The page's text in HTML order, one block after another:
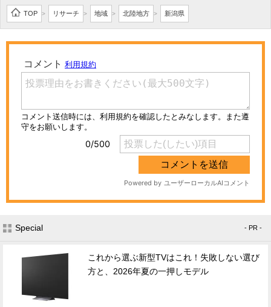
TOP > リサーチ > 地域 > 北陸地方 > 新潟県
Special - PR -
これから選ぶ新型TVはこれ！失敗しない選び
方と、2026年夏の一押しモデル